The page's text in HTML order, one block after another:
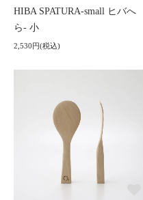
HIBA SPATURA-small ヒバへ
ら- 小
2,530円(税込)